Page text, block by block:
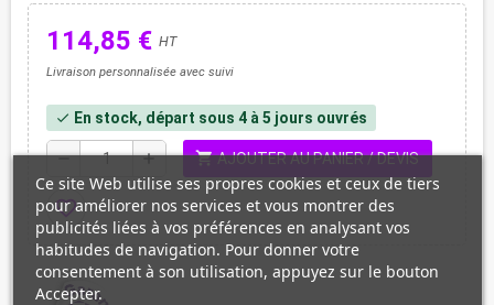
114,85 € HT
Livraison personnalisée avec suivi
check En stock, départ sous 4 à 5 jours ouvrés
remove add shopping_cartAJOUTER AU PANIER / DEVIS
favorite_border
Ce site Web utilise ses propres cookies et ceux de tiers
pour améliorer nos services et vous montrer des
publicités liées à vos préférences en analysant vos
habitudes de navigation. Pour donner votre
consentement à son utilisation, appuyez sur le bouton
Accepter.